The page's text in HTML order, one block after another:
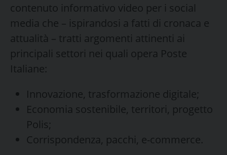
contenuto informativo video per i social
media che – ispirandosi a fatti di cronaca e
attualità – tratti argomenti attinenti ai
principali settori nei quali opera Poste
Italiane:
Innovazione, trasformazione digitale;
Economia sostenibile, territori, progetto
Polis;
Corrispondenza, pacchi, e-commerce.